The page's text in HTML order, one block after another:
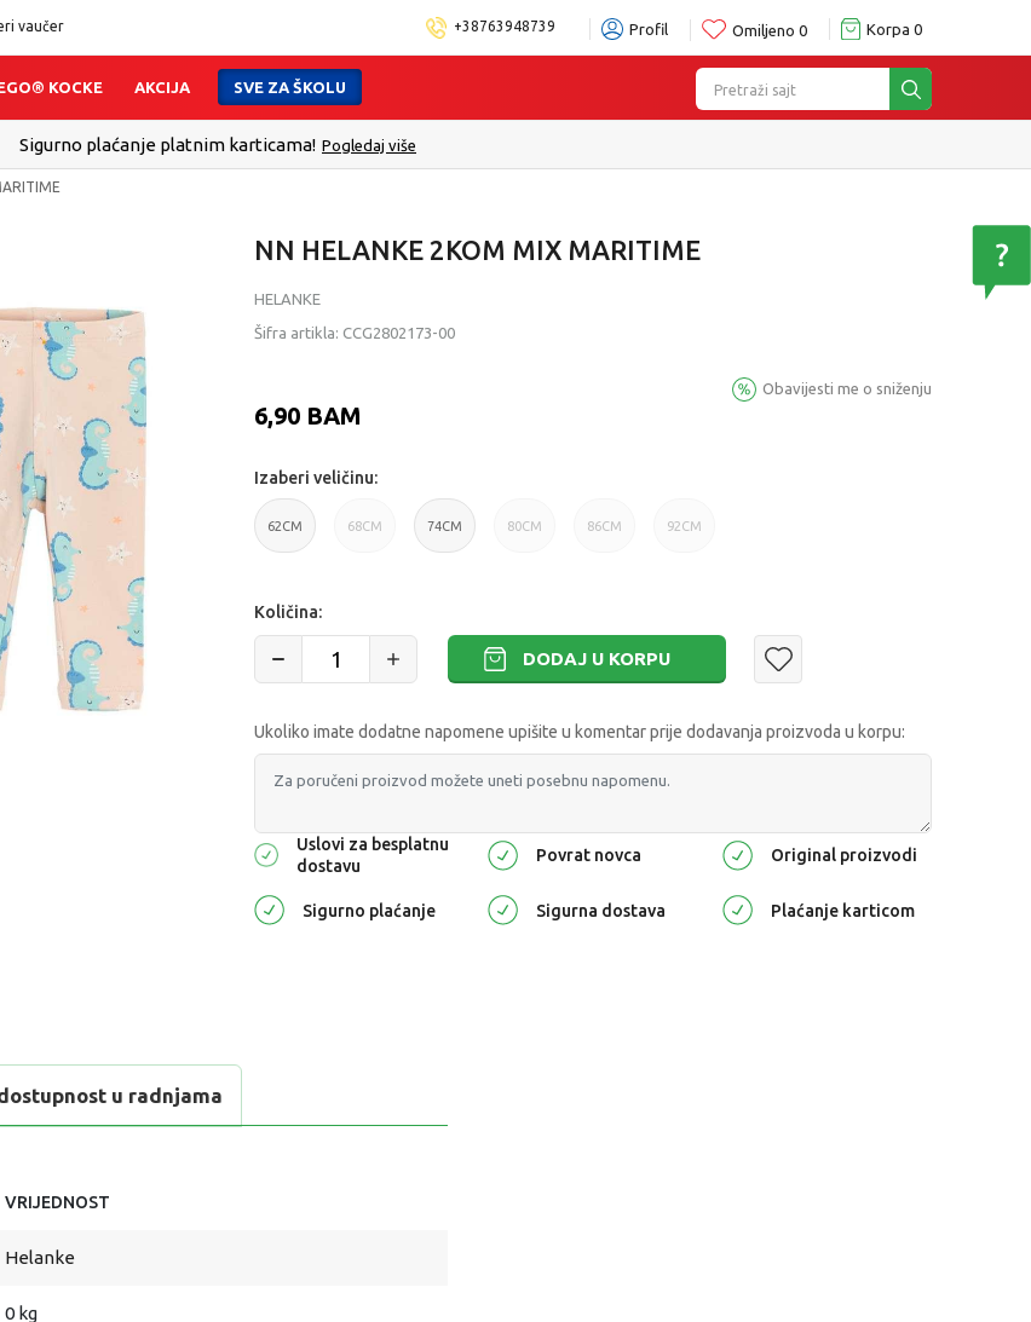
vaučer +38763948739 Profil Omiljeno 0 Korpa 0
Pretraži sajt
KOCKE AKCIJA SVE ZA ŠKOLU
Sigurno plaćanje platnim karticama! Pogledaj više
NN HELANKE 2KOM MIX MARITIME
HELANKE
Šifra artikla: CCG2802173-00
6,90 BAM
Obavijesti me o sniženju
Izaberi veličinu:
62CM 68CM 74CM 80CM 86CM 92CM
Količina:
DODAJ U KORPU
Ukoliko imate dodatne napomene upišite u komentar prije dodavanja proizvoda u korpu:
Uslovi za besplatnu
dostavu
Povrat novca Original proizvodi
Sigurno plaćanje Sigurna dostava Plaćanje karticom
u radnjama
VRIJEDNOST
Helanke
0 kg